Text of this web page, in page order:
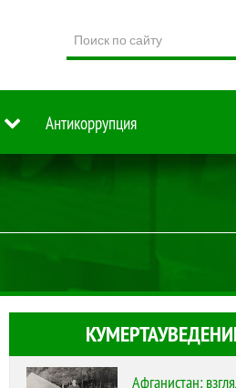
по
сайту
Антикоррупция
Афганистан: